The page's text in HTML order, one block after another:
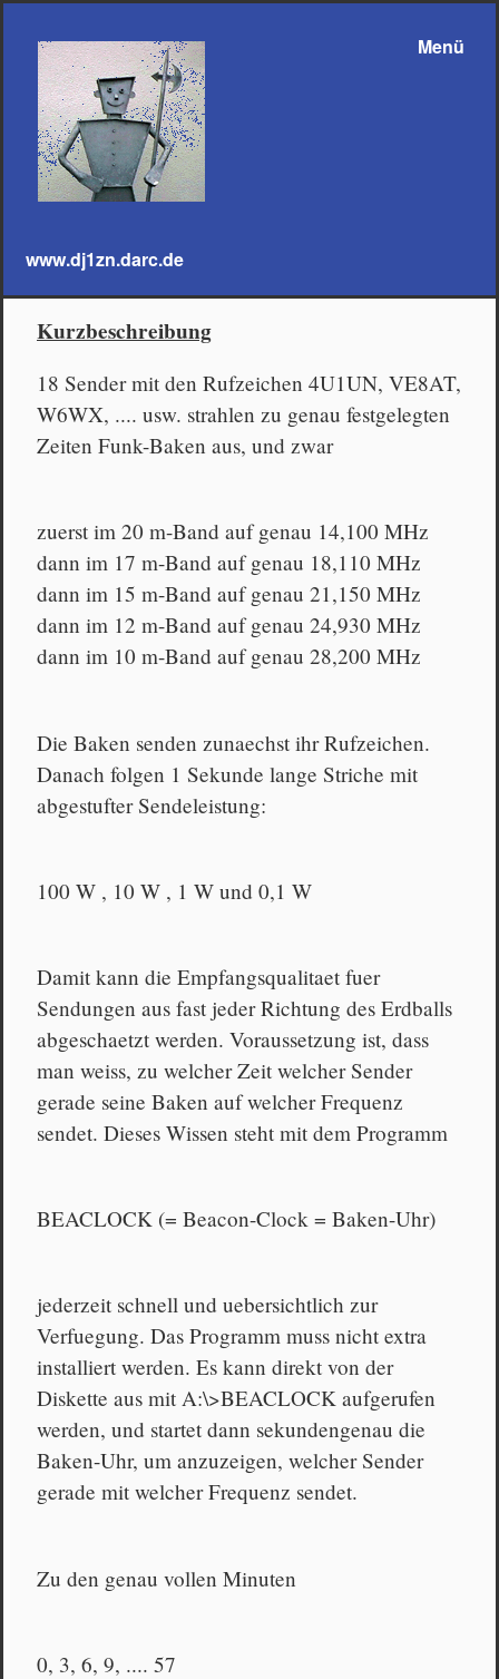
www.dj1zn.darc.de
Menü
Kurzbeschreibung
18 Sender mit den Rufzeichen 4U1UN, VE8AT,
W6WX, .... usw. strahlen zu genau festgelegten
Zeiten Funk-Baken aus, und zwar
zuerst im 20 m-Band auf genau 14,100 MHz
dann im 17 m-Band auf genau 18,110 MHz
dann im 15 m-Band auf genau 21,150 MHz
dann im 12 m-Band auf genau 24,930 MHz
dann im 10 m-Band auf genau 28,200 MHz
Die Baken senden zunaechst ihr Rufzeichen.
Danach folgen 1 Sekunde lange Striche mit
abgestufter Sendeleistung:
100 W , 10 W , 1 W und 0,1 W
Damit kann die Empfangsqualitaet fuer
Sendungen aus fast jeder Richtung des Erdballs
abgeschaetzt werden. Voraussetzung ist, dass
man weiss, zu welcher Zeit welcher Sender
gerade seine Baken auf welcher Frequenz
sendet. Dieses Wissen steht mit dem Programm
BEACLOCK (= Beacon-Clock = Baken-Uhr)
jederzeit schnell und uebersichtlich zur
Verfuegung. Das Programm muss nicht extra
installiert werden. Es kann direkt von der
Diskette aus mit A:\>BEACLOCK aufgerufen
werden, und startet dann sekundengenau die
Baken-Uhr, um anzuzeigen, welcher Sender
gerade mit welcher Frequenz sendet.
Zu den genau vollen Minuten
0, 3, 6, 9, .... 57